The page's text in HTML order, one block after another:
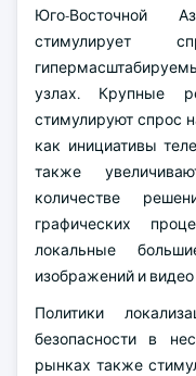
Юго-Восточной
узлах. Крупные
стимулируют спрос
как инициативы
также
количестве
графических
локальные
изображений и видео
Политики
безопасности в
рынках также